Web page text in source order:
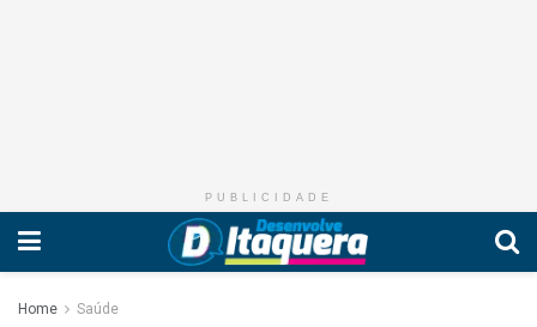
PUBLICIDADE
Home Saúde